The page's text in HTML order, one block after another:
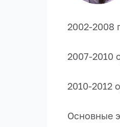
2002-2008
2007-2010
2010-2012
Основные